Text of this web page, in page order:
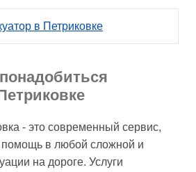
в Петриковке
- это современный сервис,
помощь в любой сложной и
на дороге. Услуги